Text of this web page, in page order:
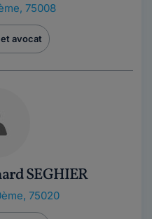
75008
avocat
SEGHIER
75020